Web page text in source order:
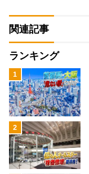
関連記事
ランキング
1
2